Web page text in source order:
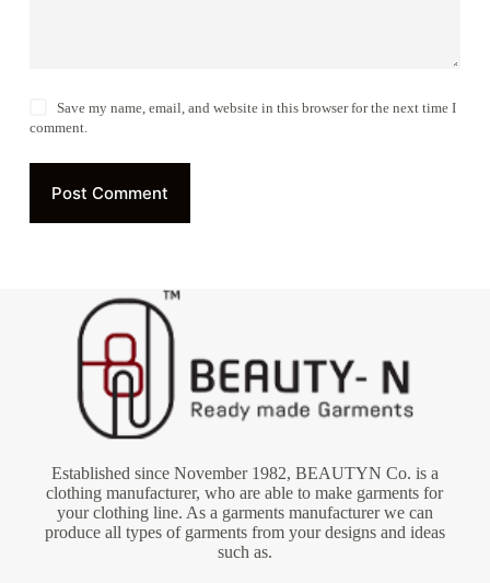
Save my name, email, and website in this browser for the next time I
comment.
Post Comment
Established since November 1982, BEAUTYN Co. is a
clothing manufacturer, who are able to make garments for
your clothing line. As a garments manufacturer we can
produce all types of garments from your designs and ideas
such as.